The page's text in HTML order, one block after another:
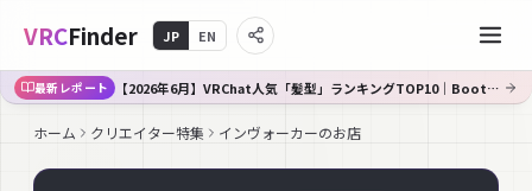
VRCFinder JP EN
最新レポート 【2026年6月】VRChat人気「髪型」ランキングTOP10｜Booth傾向分析
ホーム クリエイター特集 インヴォーカーのお店